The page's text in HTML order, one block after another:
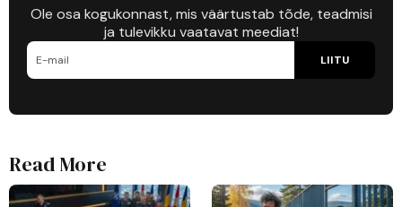
Ole osa kogukonnast, mis väärtustab tõde, teadmisi
ja tulevikku vaatavat meediat!
LIITU
Read More